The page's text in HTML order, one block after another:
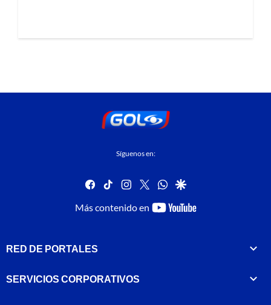
Síguenos en:
facebook
tiktok instagram
twitterwhatsapp
google
Más contenido en
youtube-
RED DE PORTALES
SERVICIOS CORPORATIVOS